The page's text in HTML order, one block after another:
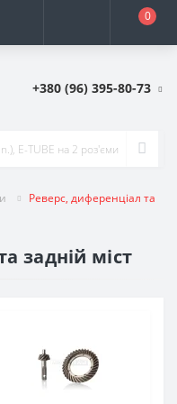
0
+380 (96) 395-80-73
Реверс, диференціал та
задній міст